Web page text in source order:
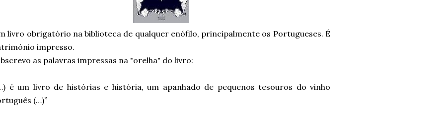
livro obrigatório na biblioteca de qualquer enófilo, principalmente os Portugueses. É
impresso.
as palavras impressas na "orelha" do livro:
é um livro de histórias e história, um apanhado de pequenos tesouros do vinho
(…)”